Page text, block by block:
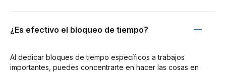
¿Es efectivo el bloqueo de tiempo?
Al dedicar bloques de tiempo específicos a trabajos
importantes, puedes concentrarte en hacer las cosas en